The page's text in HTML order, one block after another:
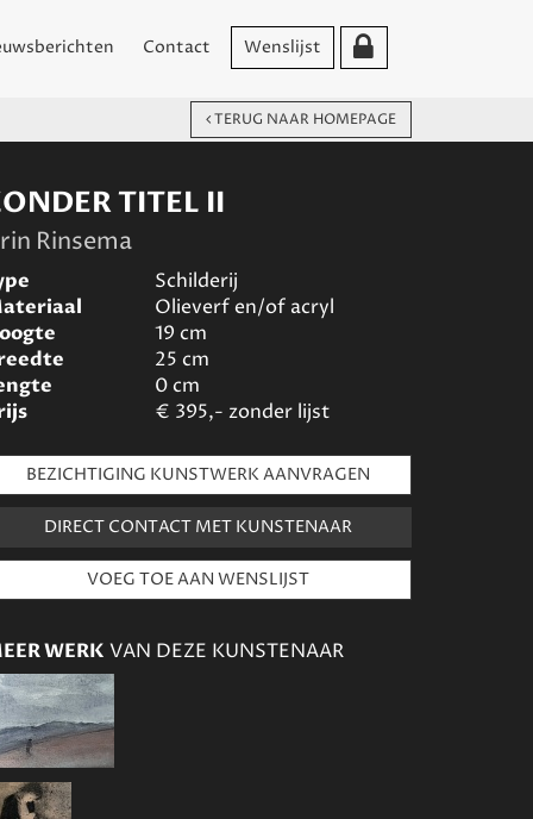
Contact Wenslijst
TERUG NAAR HOMEPAGE
TITEL II
Rinsema
Schilderij
Olieverf en/of acryl
19 cm
25 cm
0cm
€ 395,- zonder lijst
BEZICHTIGING KUNSTWERK AANVRAGEN
DIRECT CONTACT MET KUNSTENAAR
WERK VAN DEZE KUNSTENAAR